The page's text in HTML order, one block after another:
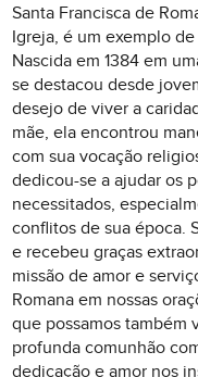
Santa Francisca de
Igreja, é um exemplo
Nascida em 1384 em
se destacou desde
desejo de viver a
mãe, ela encontrou
com sua vocação
dedicou-se a ajudar os
necessitados,
conflitos de sua época.
e recebeu graças
missão de amor e
Romana em nossas
que possamos também
profunda comunhão
dedicação e amor nos